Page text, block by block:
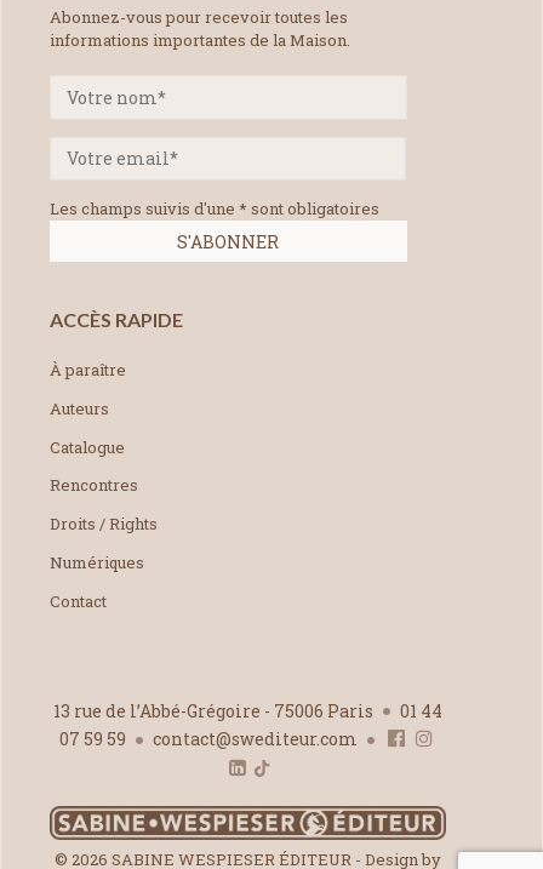
Abonnez-vous pour recevoir toutes les
informations importantes de la Maison.
Les champs suivis d'une * sont obligatoires
ACCÈS RAPIDE
À paraître
Auteurs
Catalogue
Rencontres
Droits / Rights
Numériques
Contact
13 rue de l’Abbé-Grégoire - 75006 Paris
01 44
07 59 59
contact@swediteur.com
© 2026 SABINE WESPIESER ÉDITEUR - Design by